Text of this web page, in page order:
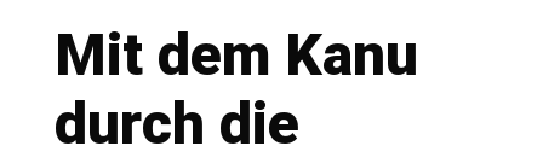
Mit dem Kanu
durch die